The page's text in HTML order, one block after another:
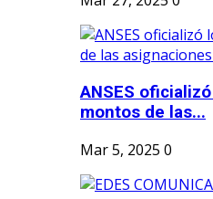
ANSES
montos de las...
Mar 5, 2025 0